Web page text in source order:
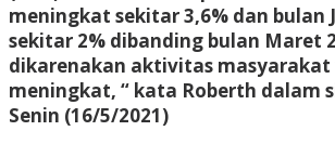
meningkat sekitar 3,6% dan bulan
sekitar 2% dibanding bulan Maret
dikarenakan aktivitas masyarakat
meningkat, “ kata Roberth dalam
Senin (16/5/2021)